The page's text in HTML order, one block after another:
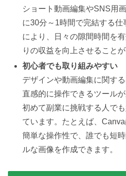
ショート動画編集やSNS用
に30分～1時間で完結する
により、日々の隙間時間を
りの収益を向上させることが
初心者でも取り組みやすい
デザインや動画編集に関す
直感的に操作できるツール
初めて副業に挑戦する人で
ています。たとえば、
簡単な操作性で、誰でも短
ルな画像を作成できます。